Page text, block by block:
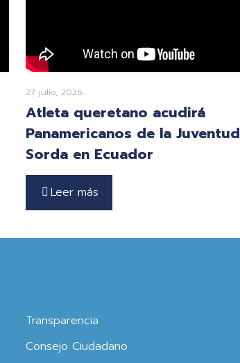
27 julio, 2026
Atleta queretano acudirá
Panamericanos de la Juventud
Sorda en Ecuador
Leer más
Transparencia
Consejo Ciudadano